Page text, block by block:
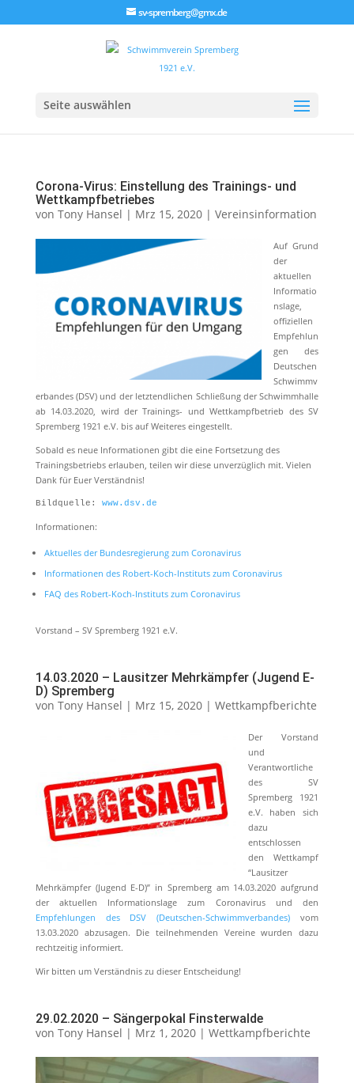
sv-spremberg@gmx.de
Seite auswählen
Corona-Virus: Einstellung des Trainings- und
Wettkampfbetriebes
von Tony Hansel | Mrz 15, 2020| Vereinsinformation
Auf Grund
der
aktuellen
Informatio
nslage,
offiziellen
Empfehlun
gen des
Deutschen
Schwimmv
erbandes (DSV) und der letztendlichen Schließung der Schwimmhalle
ab 14.03.2020, wird der Trainings- und Wettkampfbetrieb des SV
Spremberg 1921 e.V. bis auf Weiteres eingestellt.
Sobald es neue Informationen gibt die eine Fortsetzung des
Trainingsbetriebs erlauben, teilen wir diese unverzüglich mit. Vielen
Dank für Euer Verständnis!
Bildquelle: www.dsv.de
Informationen:
Aktuelles der Bundesregierung zum Coronavirus
Informationen des Robert-Koch-Instituts zum Coronavirus
FAQ des Robert-Koch-Instituts zum Coronavirus
Vorstand – SV Spremberg 1921 e.V.
14.03.2020 – Lausitzer Mehrkämpfer (Jugend E-
D) Spremberg
von Tony Hansel | Mrz 15, 2020| Wettkampfberichte
Der Vorstand
und
Verantwortliche
des SV
Spremberg 1921
e.V. haben sich
dazu
entschlossen
den Wettkampf
“Lausitzer
Mehrkämpfer (Jugend E-D)” in Spremberg am 14.03.2020 aufgrund
der aktuellen Informationslage zum Coronavirus und den
Empfehlungen des DSV (Deutschen-Schwimmverbandes) vom
13.03.2020 abzusagen. Die teilnehmenden Vereine wurden dazu
rechtzeitig informiert.
Wir bitten um Verständnis zu dieser Entscheidung!
29.02.2020 – Sängerpokal Finsterwalde
von Tony Hansel | Mrz 1, 2020| Wettkampfberichte